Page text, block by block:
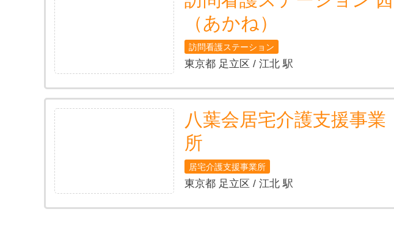
（あかね）
訪問看護ステーション
東京都 足立区 / 江北 駅
八葉会居宅介護支援事業
所
居宅介護支援事業所
東京都 足立区 / 江北 駅